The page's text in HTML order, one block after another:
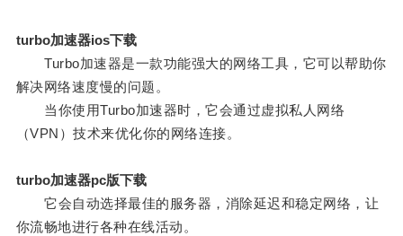
turbo加速器ios下载
Turbo加速器是一款功能强大的网络工具，它可以帮助你
解决网络速度慢的问题。
当你使用Turbo加速器时，它会通过虚拟私人网络
（VPN）技术来优化你的网络连接。
turbo加速器pc版下载
它会自动选择最佳的服务器，消除延迟和稳定网络，让
你流畅地进行各种在线活动。